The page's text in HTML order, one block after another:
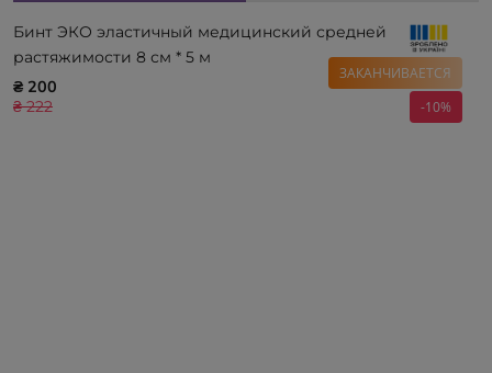
ЗАКАНЧИВАЕТСЯ
-10%
Бинт ЭКО эластичный медицинский средней
растяжимости 8 см * 5 м
₴ 200
₴ 222